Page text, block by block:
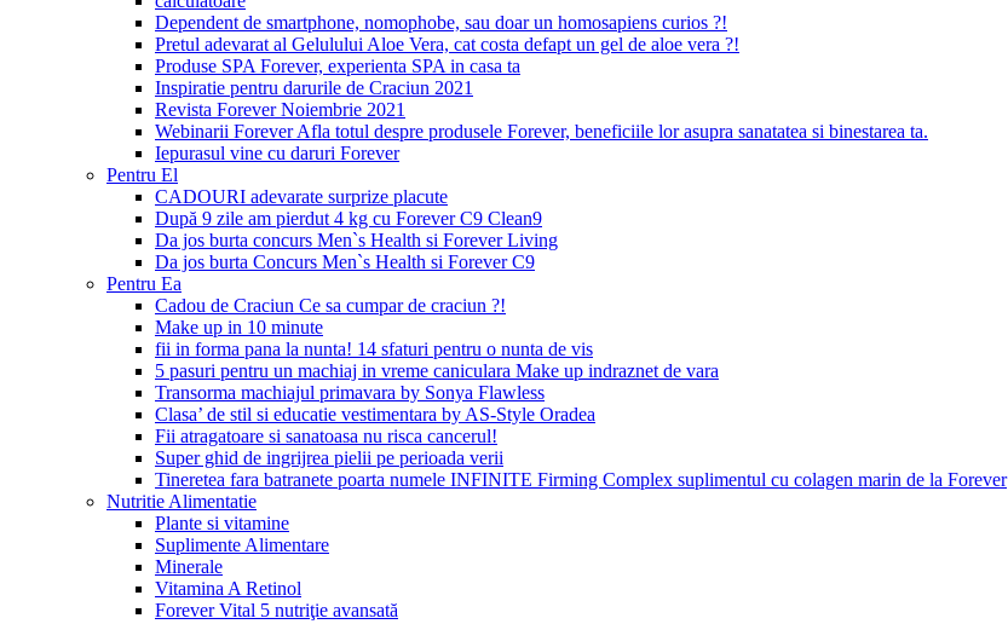
Dependent de smartphone, nomophobe, sau doar un homosapiens curios ?!
Pretul adevarat al Gelulului Aloe Vera, cat costa defapt un gel de aloe vera ?!
Produse SPA Forever, experienta SPA in casa ta
Inspiratie pentru darurile de Craciun 2021
Revista Forever Noiembrie 2021
Webinarii Forever Afla totul despre produsele Forever, beneficiile lor asupra sanatatea si binestarea ta.
Iepurasul vine cu daruri Forever
Pentru El
CADOURI adevarate surprize placute
După 9 zile am pierdut 4 kg cu Forever C9 Clean9
Da jos burta concurs Men`s Health si Forever Living
Da jos burta Concurs Men`s Health si Forever C9
Pentru Ea
Cadou de Craciun Ce sa cumpar de craciun ?!
Make up in 10 minute
fii in forma pana la nunta! 14 sfaturi pentru o nunta de vis
5 pasuri pentru un machiaj in vreme caniculara Make up indraznet de vara
Transorma machiajul primavara by Sonya Flawless
Clasa’ de stil si educatie vestimentara by AS-Style Oradea
Fii atragatoare si sanatoasa nu risca cancerul!
Super ghid de ingrijrea pielii pe perioada verii
Tineretea fara batranete poarta numele INFINITE Firming Complex suplimentul cu colagen marin de la Forever
Nutritie Alimentatie
Plante si vitamine
Suplimente Alimentare
Minerale
Vitamina A Retinol
Forever Vital 5 nutriţie avansată